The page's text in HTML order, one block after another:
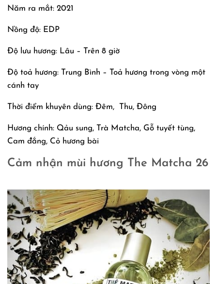
Năm ra mắt: 2021
Nồng độ: EDP
Độ lưu hương: Lâu – Trên 8 giờ
Độ toả hương: Trung Bình – Toả hương trong vòng một
cánh tay
Thời điểm khuyên dùng: Đêm, Thu, Đông
Hương chính: Qảu sung, Trà Matcha, Gỗ tuyết tùng,
Cam đắng, Cỏ hương bài
Cảm nhận mùi hương The Matcha 26